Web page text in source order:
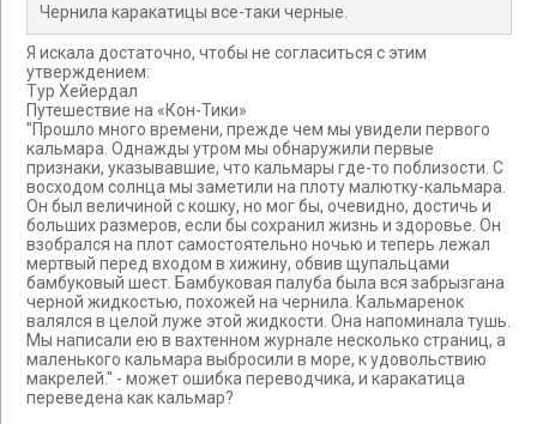
Чернила каракатицы все-таки черные.
Я искала достаточно, чтобы не согласиться с этим
утверждением:
Тур Хейердал
Путешествие на «Кон-Тики»
"Прошло много времени, прежде чем мы увидели первого
кальмара. Однажды утром мы обнаружили первые
признаки, указывавшие, что кальмары где-то поблизости. С
восходом солнца мы заметили на плоту малютку-кальмара.
Он был величиной с кошку, но мог бы, очевидно, достичь и
больших размеров, если бы сохранил жизнь и здоровье. Он
взобрался на плот самостоятельно ночью и теперь лежал
мертвый перед входом в хижину, обвив щупальцами
бамбуковый шест. Бамбуковая палуба была вся забрызгана
черной жидкостью, похожей на чернила. Кальмаренок
валялся в целой луже этой жидкости. Она напоминала тушь.
Мы написали ею в вахтенном журнале несколько страниц, а
маленького кальмара выбросили в море, к удовольствию
макрелей." - может ошибка переводчика, и каракатица
переведена как кальмар?